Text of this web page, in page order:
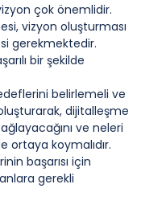
çok önemlidir.
vizyon oluşturması
gerekmektedir.
bir şekilde
belirlemeli ve
dijitalleşme
ve neleri
ortaya koymalıdır.
başarısı için
gerekli